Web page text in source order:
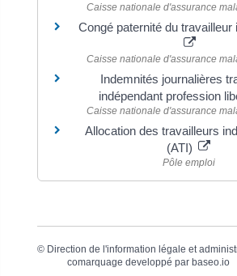
Caisse nationale d'assurance
Congé paternité du travailleur
Caisse nationale d'assurance
Indemnités journalières
indépendant profession
Caisse nationale d'assurance
Allocation des travailleurs
(ATI)
Pôle emploi
© Direction de l'information légale et
comarquage developpé par baseo.io